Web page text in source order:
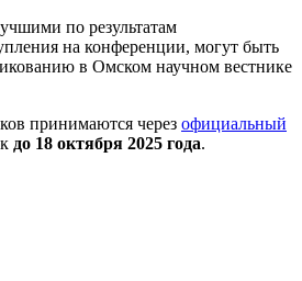
по результатам
на конференции, могут быть
в Омском научном вестнике
принимаются через официальный
до 18 октября 2025 года.